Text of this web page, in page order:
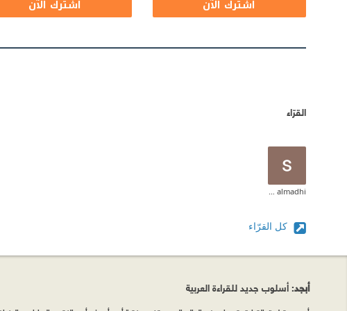
اشترك الآن
اشترك الآن
القرّاء
saad almadhi
كل القرّاء
أبجد: أسلوب جديد للقراءة العربية